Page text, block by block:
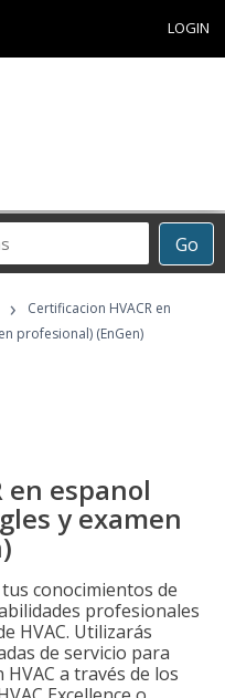
LOGIN
Go
›
Certificacion HVACR en
profesional) (EnGen)
en espanol
y examen
conocimientos de
profesionales
HVAC. Utilizarás
de servicio para
a través de los